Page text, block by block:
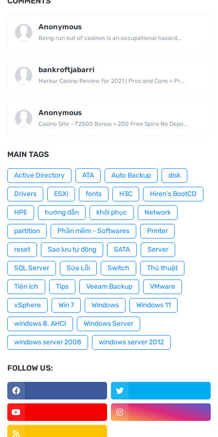
Anonymous
Being run out of casinos is an occupational hazard...
bankroftjabarri
Merkur Casino Review for 2021 | Pros and Cons + Pr...
Anonymous
Casino Site - ₹2500 Bonus + 200 Free Spins No Depo...
MAIN TAGS
Active Directory ATA Auto Backup disk
Drivers ESXi fonts H3C Hiren’s BootCD
HPE hướng dẫn khôi phục Network
partition Phần mềm - Softwares Printer
reset Sao lưu tự động SATA Server
SQL Server Sửa Lỗi Switch Thủ thuật
Tiện ích Tips Veeam Backup VMware
vSphere Win 7 Windows Windows 11
windows 8. AHCI Windows Server
windows server 2008 windows server 2012
FOLLOW US: